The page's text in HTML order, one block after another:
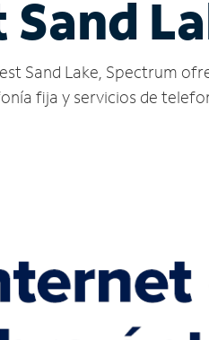
Sand
Sand Lake, Spectrum
fija y servicios de